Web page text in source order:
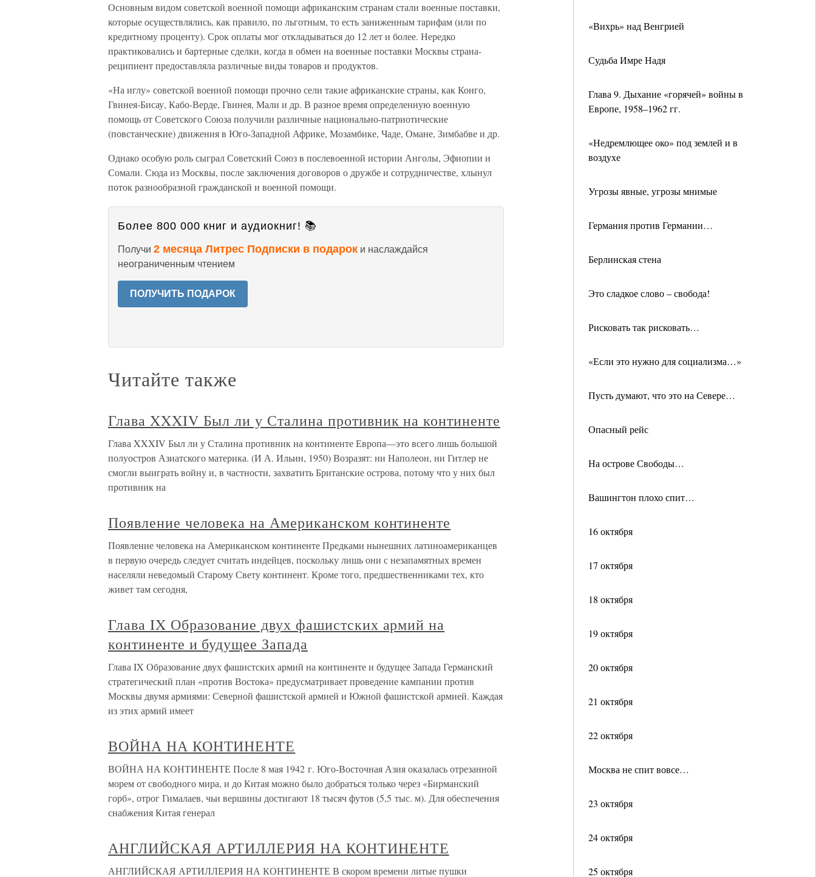
«Вихрь» над Венгрией
Судьба Имре Надя
Глава 9. Дыхание «горячей» войны в
Европе, 1958–1962 гг.
«Недремлющее око» под землей и в
воздухе
Угрозы явные, угрозы мнимые
Германия против Германии…
Берлинская стена
Это сладкое слово – свобода!
Рисковать так рисковать…
«Если это нужно для социализма…»
Пусть думают, что это на Севере…
Опасный рейс
На острове Свободы…
Вашингтон плохо спит…
16 октября
17 октября
18 октября
19 октября
20 октября
21 октября
22 октября
Москва не спит вовсе…
23 октября
24 октября
25 октября
Основным видом советской военной помощи африканским странам стали военные поставки,
которые осуществлялись, как правило, по льготным, то есть заниженным тарифам (или по
кредитному проценту). Срок оплаты мог откладываться до 12 лет и более. Нередко
практиковались и бартерные сделки, когда в обмен на военные поставки Москвы страна-
реципиент предоставляла различные виды товаров и продуктов.
«На иглу» советской военной помощи прочно сели такие африканские страны, как Конго,
Гвинея-Бисау, Кабо-Верде, Гвинея, Мали и др. В разное время определенную военную
помощь от Советского Союза получили различные национально-патриотические
(повстанческие) движения в Юго-Западной Африке, Мозамбике, Чаде, Омане, Зимбабве и др.
Однако особую роль сыграл Советский Союз в послевоенной истории Анголы, Эфиопии и
Сомали. Сюда из Москвы, после заключения договоров о дружбе и сотрудничестве, хлынул
поток разнообразной гражданской и военной помощи.
Более 800 000 книг и аудиокниг! 📚
Получи 2 месяца Литрес Подписки в подарок и наслаждайся
неограниченным чтением
ПОЛУЧИТЬ ПОДАРОК
Читайте также
Глава XXXIV Был ли у Сталина противник на континенте
Глава XXXIV Был ли у Сталина противник на континенте Европа—это всего лишь большой
полуостров Азиатского материка. (И А. Ильин, 1950) Возразят: ни Наполеон, ни Гитлер не
смогли выиграть войну и, в частности, захватить Британские острова, потому что у них был
противник на
Появление человека на Американском континенте
Появление человека на Американском континенте Предками нынешних латиноамериканцев
в первую очередь следует считать индейцев, поскольку лишь они с незапамятных времен
населяли неведомый Старому Свету континент. Кроме того, предшественниками тех, кто
живет там сегодня,
Глава IX Образование двух фашистских армий на
континенте и будущее Запада
Глава IX Образование двух фашистских армий на континенте и будущее Запада Германский
стратегический план «против Востока» предусматривает проведение кампании против
Москвы двумя армиями: Северной фашистской армией и Южной фашистской армией. Каждая
из этих армий имеет
ВОЙНА НА КОНТИНЕНТЕ
ВОЙНА НА КОНТИНЕНТЕ После 8 мая 1942 г. Юго-Восточная Азия оказалась отрезанной
морем от свободного мира, и до Китая можно было добраться только через «Бирманский
горб», отрог Гималаев, чьи вершины достигают 18 тысяч футов (5,5 тыс. м). Для обеспечения
снабжения Китая генерал
АНГЛИЙСКАЯ АРТИЛЛЕРИЯ НА КОНТИНЕНТЕ
АНГЛИЙСКАЯ АРТИЛЛЕРИЯ НА КОНТИНЕНТЕ В скором времени литые пушки